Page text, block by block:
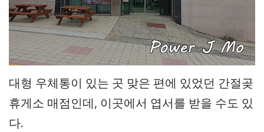
대형 우체통이 있는 곳 맞은 편에 있었던 간절곶
휴게소 매점인데, 이곳에서 엽서를 받을 수도 있
다.